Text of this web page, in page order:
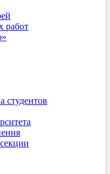
работ
студентов